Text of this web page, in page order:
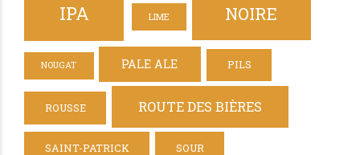
IPA LIME NOIRE
NOUGAT PALE ALE PILS
ROUSSE ROUTE DES BIÈRES
SAINT-PATRICK SOUR